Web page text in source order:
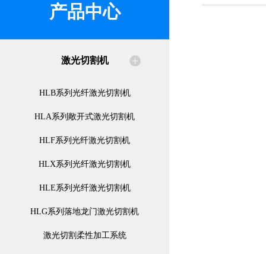
产品中心
激光切割机
HLB系列光纤激光切割机
HLA系列敞开式激光切割机
HLF系列光纤激光切割机
HLX系列光纤激光切割机
HLE系列光纤激光切割机
HLG系列落地龙门激光切割机
激光切割柔性加工系统